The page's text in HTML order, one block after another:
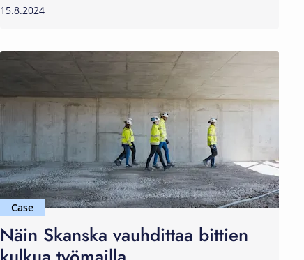
15.8.2024
Case
Näin Skanska vauhdittaa bittien